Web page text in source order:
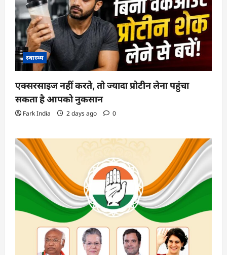
स्वास्थ्य
एक्सरसाइज नहीं करते, तो ज्यादा प्रोटीन लेना पहुंचा
सकता है आपको नुकसान
Fark India 2 days ago 0